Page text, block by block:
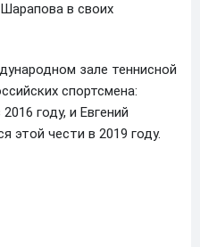
в своих
зале теннисной
спортсмена:
году, и Евгений
этой чести в 2019 году.